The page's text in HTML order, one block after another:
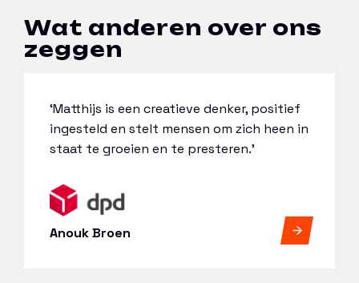
Wat anderen over ons
zeggen
‘Met Wouter en de mensen van Logistic
Elephant haal je slagkracht naar binnen.
Kwaliteit!’
Jeroen Jonker